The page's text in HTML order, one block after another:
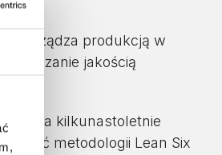
Zarządza produkcją w
jakością
kilkunastoletnie
metodologii Lean Six